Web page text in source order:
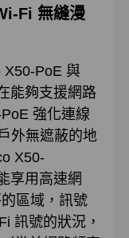
Fi 無縫漫
X50-PoE 與
能夠支援網路
強化連線
外無遮蔽的地
X50-
享用高速網
區域，訊號
訊號的狀況，